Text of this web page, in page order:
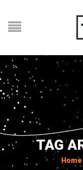
TAG
Home